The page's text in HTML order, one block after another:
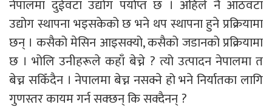
नेपालमा दुईवटा उद्योग पर्याप्त छ । अहिले नै आठवटा
उद्योग स्थापना भइसकेको छ भने थप स्थापना हुने प्रक्रियामा
छन् । कसैको मेसिन आइसक्यो, कसैको जडानको प्रक्रियामा
छ । भोलि उनीहरूले कहाँ बेच्ने ? त्यो उत्पादन नेपालमा त
बेच्न सकिँदैन । नेपालमा बेच्न नसक्ने हो भने निर्यातका लागि
गुणस्तर कायम गर्न सक्छन् कि सक्दैनन् ?